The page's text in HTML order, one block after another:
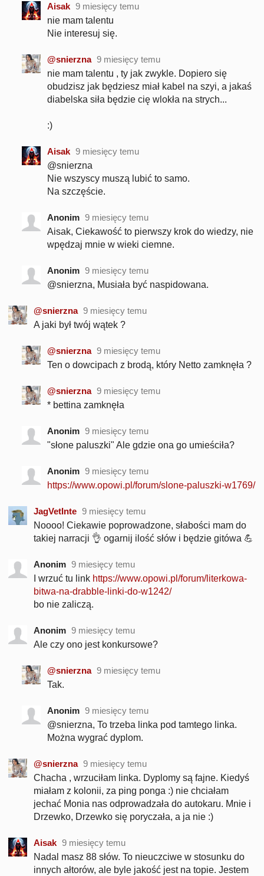
Aisak 9 miesięcy temu
nie mam talentu
Nie interesuj się.
@snierzna 9 miesięcy temu
nie mam talentu , ty jak zwykle. Dopiero się
obudzisz jak będziesz miał kabel na szyi, a jakaś
diabelska siła będzie cię wlokła na strych...
:)
Aisak 9 miesięcy temu
@snierzna
Nie wszyscy muszą lubić to samo.
Na szczęście.
Anonim 9 miesięcy temu
Aisak, Ciekawość to pierwszy krok do wiedzy, nie
wpędzaj mnie w wieki ciemne.
Anonim 9 miesięcy temu
@snierzna, Musiała być naspidowana.
@snierzna 9 miesięcy temu
A jaki był twój wątek ?
@snierzna 9 miesięcy temu
Ten o dowcipach z brodą, który Netto zamknęła ?
@snierzna 9 miesięcy temu
* bettina zamknęła
Anonim 9 miesięcy temu
"słone paluszki" Ale gdzie ona go umieściła?
Anonim 9 miesięcy temu
https://www.opowi.pl/forum/slone-paluszki-w1769/
JagVetInte 9 miesięcy temu
Noooo! Ciekawie poprowadzone, słabości mam do
takiej narracji 👌 ogarnij ilość słów i będzie gitówa 💪
Anonim 9 miesięcy temu
I wrzuć tu link https://www.opowi.pl/forum/literkowa-
bitwa-na-drabble-linki-do-w1242/
bo nie zaliczą.
Anonim 9 miesięcy temu
Ale czy ono jest konkursowe?
@snierzna 9 miesięcy temu
Tak.
Anonim 9 miesięcy temu
@snierzna, To trzeba linka pod tamtego linka.
Można wygrać dyplom.
@snierzna 9 miesięcy temu
Chacha , wrzuciłam linka. Dyplomy są fajne. Kiedyś
miałam z kolonii, za ping ponga :) nie chciałam
jechać Monia nas odprowadzała do autokaru. Mnie i
Drzewko, Drzewko się poryczała, a ja nie :)
Aisak 9 miesięcy temu
Nadal masz 88 słów. To nieuczciwe w stosunku do
innych ałtorów, ale byle jakość jest na topie. Jestem